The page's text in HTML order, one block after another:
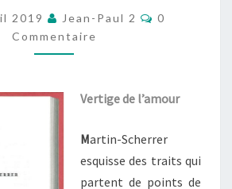
PRESQUE
2019 Jean-Paul 2
0
Commentaire
Vertige de l’amour
Martin-Scherrer
esquisse des traits qui
partent de points de